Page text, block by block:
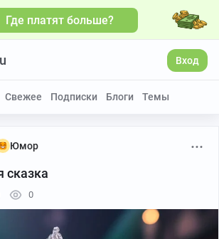
Где платят больше?
Вход
Свежее Подписки Блоги Темы
Юмор
сказка
0